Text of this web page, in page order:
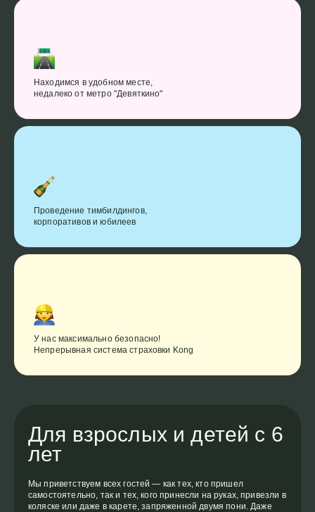
Находимся в удобном месте,
недалеко от метро "Девяткино"
Проведение тимбилдингов,
корпоративов и юбилеев
У нас максимально безопасно!
Непрерывная система страховки Kong
Для взрослых и детей с 6
лет
Мы приветствуем всех гостей — как тех, кто пришел
самостоятельно, так и тех, кого принесли на руках, привезли в
коляске или даже в карете, запряженной двумя пони. Даже